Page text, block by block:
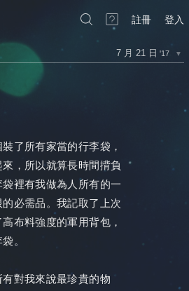
註冊 登入
7 月 21 日 '17 ▼
所有家當的行李袋，
，所以就算長時間揹負
裡有我做為人所有的一
必需品。我記取了上次
布料強度的軍用背包，
。
對我來說最珍貴的物